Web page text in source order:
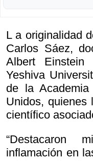
L a originalidad
Carlos Sáez,
Albert
Yeshiva
de la
Unidos, quienes
científico
“Destacaron
inflamación en